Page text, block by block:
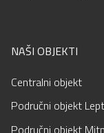
NAŠI OBJEKTI
Centralni objekt
Područni objekt
Područni objekt